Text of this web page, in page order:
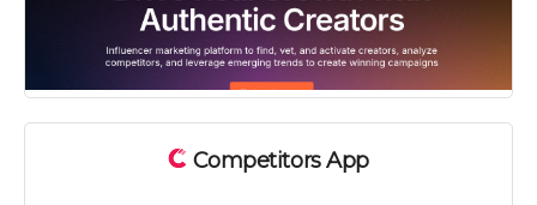
Competitors App